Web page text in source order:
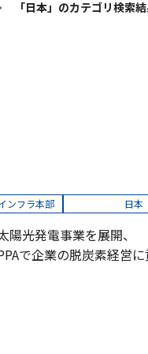
「日本」のカテゴリ検索
ンフラ本部 日本
光発電事業を展開、
で企業の脱炭素経営